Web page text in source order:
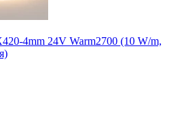
4mm 24V Warm2700 (10 W/m,